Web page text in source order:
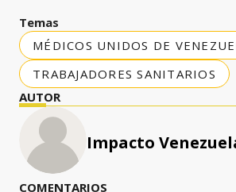
MÉDICOS UNIDOS DE
TRABAJADORES SANITARIOS
AUTOR
COMENTARIOS